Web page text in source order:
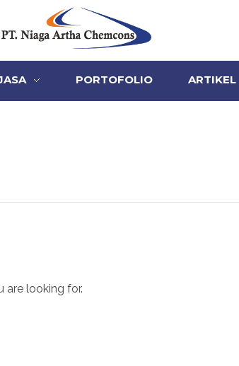
PT Niaga Artha Chemcons
PORTOFOLIO ARTIKEL
are looking for.